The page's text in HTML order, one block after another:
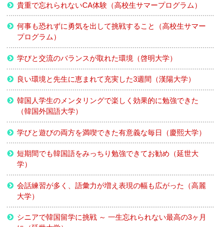
貴重で忘れられないCA体験（高校生サマープログラム）
何事も恐れずに勇気を出して挑戦すること（高校生サマー
プログラム）
学びと交流のバランスが取れた環境（啓明大学）
良い環境と先生に恵まれて充実した3週間（漢陽大学）
韓国人学生のメンタリングで楽しく効果的に勉強できた
（韓国外国語大学）
学びと遊びの両方を満喫できた有意義な毎日（慶熙大学）
短期間でも韓国語をみっちり勉強できてお勧め（延世大
学）
会話練習が多く、語彙力が増え表現の幅も広がった（高麗
大学）
シニアで韓国留学に挑戦 ～ 一生忘れられない最高の3ヶ月